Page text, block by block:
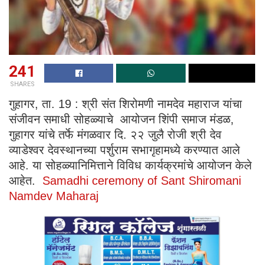
241
SHARES
गुहागर, ता. 19 : श्री संत शिरोमणी नामदेव महाराज यांचा
संजीवन समाधी सोहळ्याचे आयोजन शिंपी समाज मंडळ,
गुहागर यांचे तर्फे मंगळवार दि. २२ जुलै रोजी श्री देव
व्याडेश्वर देवस्थानच्या पर्शुराम सभागृहामध्ये करण्यात आले
आहे. या सोहळ्यानिमित्ताने विविध कार्यक्रमांचे आयोजन केले
आहेत. Samadhi ceremony of Sant Shiromani
Namdev Maharaj